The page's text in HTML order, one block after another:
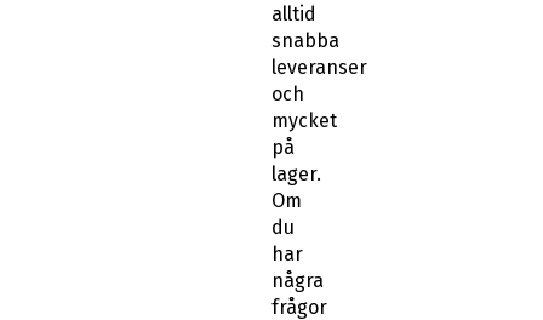
alltid
snabba
leveranser
och
mycket
på
lager.
Om
du
har
några
frågor